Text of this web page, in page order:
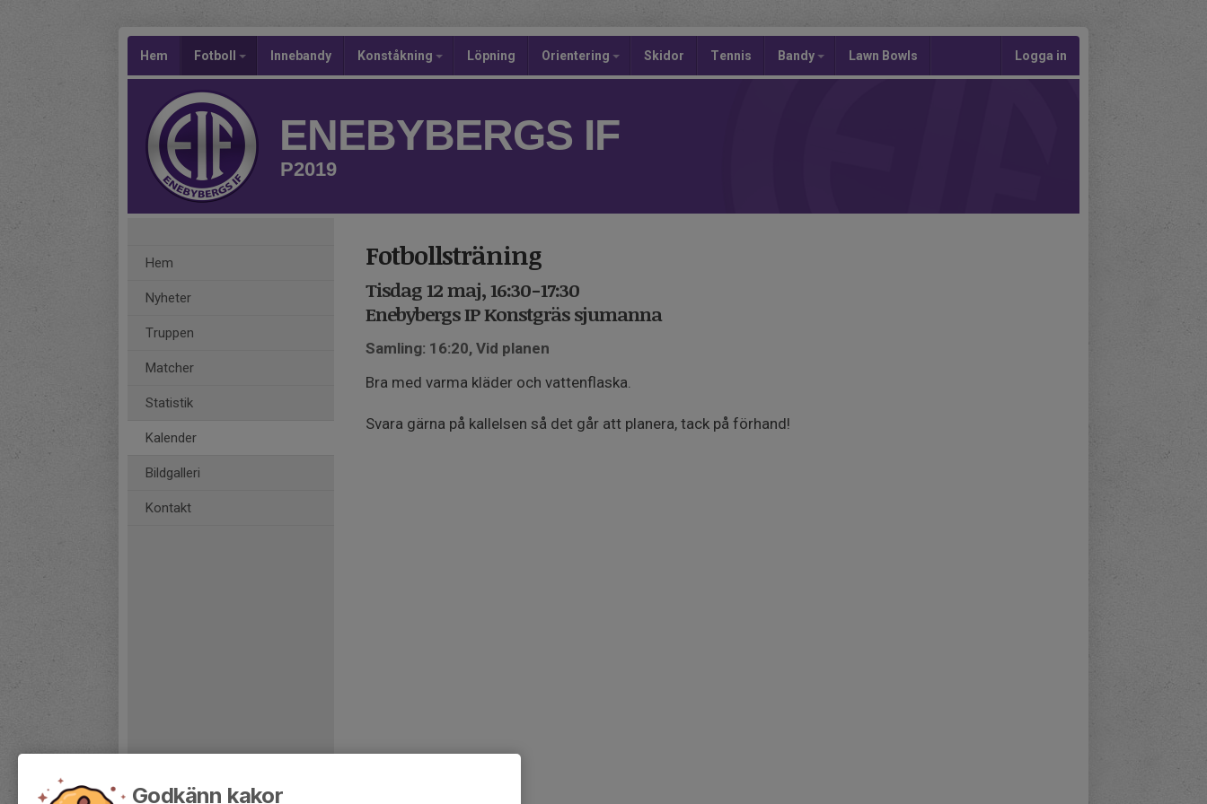
Hem Fotboll Innebandy Konståkning Löpning Orientering Skidor Tennis Bandy Lawn Bowls Logga in
ENEBYBERGS IF
P2019
Hem
Nyheter
Truppen
Matcher
Statistik
Kalender
Bildgalleri
Kontakt
Fotbollsträning
Tisdag 12 maj, 16:30-17:30
Enebybergs IP Konstgräs sjumanna
Samling: 16:20, Vid planen
Bra med varma kläder och vattenflaska.
Svara gärna på kallelsen så det går att planera, tack på förhand!
Godkänn kakor